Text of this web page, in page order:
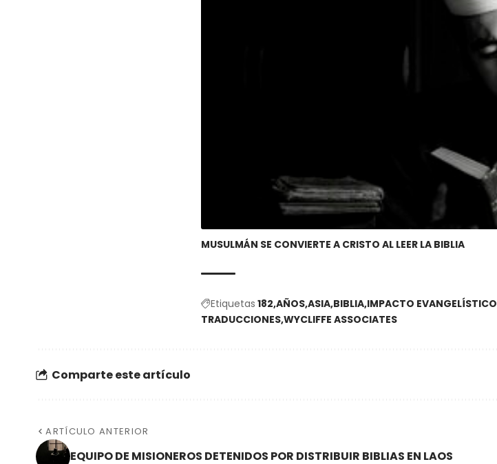
MUSULMÁN SE CONVIERTE A CRISTO AL LEER LA BIBLIA
Etiquetas 182 AÑOS ASIA BIBLIA IMPACTO EVANGELÍSTICO
TRADUCCIONES WYCLIFFE ASSOCIATES
Comparte este artículo
ARTÍCULO ANTERIOR
EQUIPO DE MISIONEROS DETENIDOS POR DISTRIBUIR BIBLIAS EN LAOS